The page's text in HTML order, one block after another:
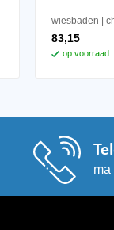
wiesbaden
83,15
op voorraad
ma